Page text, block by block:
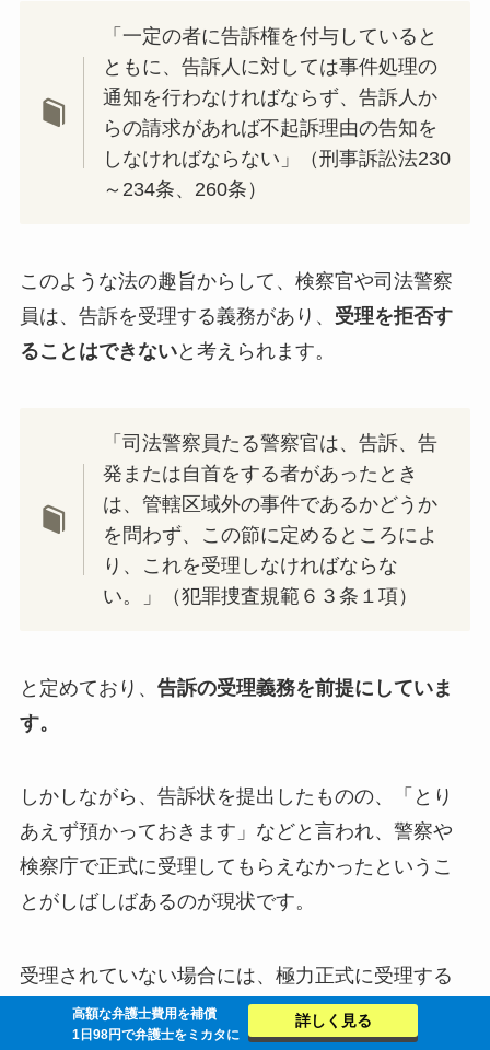
「一定の者に告訴権を付与していると
ともに、告訴人に対しては事件処理の
通知を行わなければならず、告訴人か
らの請求があれば不起訴理由の告知を
しなければならない」（刑事訴訟法230
～234条、260条）
このような法の趣旨からして、検察官や司法警察
員は、告訴を受理する義務があり、 受理を拒否す
ることはできないと考えられます。
「司法警察員たる警察官は、告訴、告
発または自首をする者があったとき
は、管轄区域外の事件であるかどうか
を問わず、この節に定めるところによ
り、これを受理しなければならな
い。」（犯罪捜査規範６３条１項）
と定めており、 告訴の受理義務を前提にしていま
す。
しかしながら、告訴状を提出したものの、「とり
あえず預かっておきます」などと言われ、警察や
検察庁で正式に受理してもらえなかったというこ
とがしばしばあるのが現状です。
受理されていない場合には、極力正式に受理する
ことを求める必要があります。
高額な弁護士費用を補償
1日98円で弁護士をミカタに
詳しく見る